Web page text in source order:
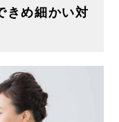
きめ細かい対